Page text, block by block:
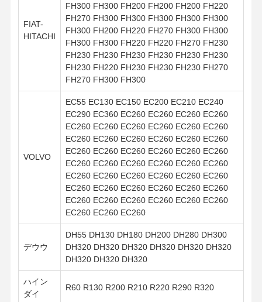
FIAT-
HITACHI
FH300 FH300 FH200 FH200 FH200 FH220
FH270 FH300 FH300 FH300 FH300 FH300
FH300 FH200 FH220 FH270 FH300 FH300
FH300 FH300 FH220 FH220 FH270 FH230
FH230 FH230 FH230 FH230 FH230 FH230
FH230 FH220 FH230 FH230 FH230 FH270
FH270 FH300 FH300
VOLVO
EC55 EC130 EC150 EC200 EC210 EC240
EC290 EC360 EC260 EC260 EC260 EC260
EC260 EC260 EC260 EC260 EC260 EC260
EC260 EC260 EC260 EC260 EC260 EC260
EC260 EC260 EC260 EC260 EC260 EC260
EC260 EC260 EC260 EC260 EC260 EC260
EC260 EC260 EC260 EC260 EC260 EC260
EC260 EC260 EC260 EC260 EC260 EC260
EC260 EC260 EC260 EC260 EC260 EC260
EC260 EC260 EC260
デウウ
DH55 DH130 DH180 DH200 DH280 DH300
DH320 DH320 DH320 DH320 DH320 DH320
DH320 DH320 DH320
ハイン
ダイ
R60 R130 R200 R210 R220 R290 R320